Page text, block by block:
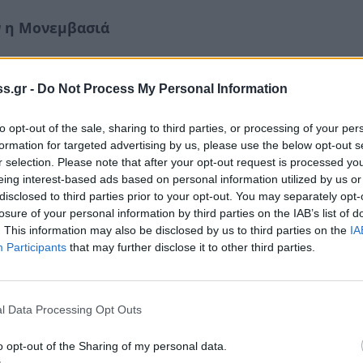
- Do Not Process My Personal Information
opt-out of the sale, sharing to third parties, or processing of your
for targeted advertising by us, please use the below opt-out
selection. Please note that after your opt-out request is processed
interest-based ads based on personal information utilized by us
to third parties prior to your opt-out. You may separately
of your personal information by third parties on the IAB’s list of
This information may also be disclosed by us to third parties on the
Participants that may further disclose it to other third parties.
Data Processing Opt Outs
opt-out of the Sharing of my personal data.
η Μονεμβασιά
έβδομη και όγδοη θέση των προτιμήσεων
πρώτη φορά η Καλαμάτα και η
του ΙΝΣΕΤΕ (Ινστιτούτο του
) Intelligence.
είναι κυρίως από τις περιοχές της
και η περιοχή της Προβηγκίας.
δημοσιεύσει ο ΙΝΣΕΤΕ η χώρα σημειώνει
να μένουν ιδιαίτερα ευχαριστημένοι
Στον αντίποδα φαίνεται να υστερούμε
πρόσβασης και της χρήσης των Μέσων
αφίξεις το πρώτο τετράμηνο του 2019
κατά πολύ. Ίσως η αύξηση του κόστους